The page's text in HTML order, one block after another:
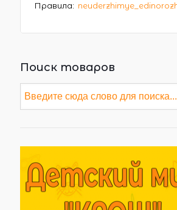
Правила:
Поиск товаров